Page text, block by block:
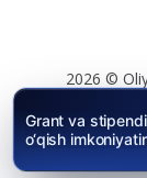
2026 ©
Grant va
o‘qish